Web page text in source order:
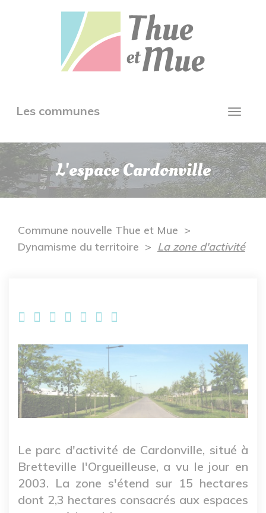
Toggle
Les communes
L'espace Cardonville
Commune nouvelle Thue et Mue
Dynamisme du territoire
La zone d'activité
Le parc d'activité de Cardonville, situé à
Bretteville l'Orgueilleuse, a vu le jour en
2003. La zone s'étend sur 15 hectares
dont 2,3 hectares consacrés aux espaces
Panneau de gestion des cookies